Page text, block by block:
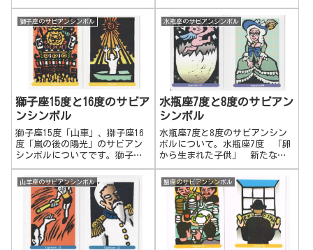
結果として現れる。魚座28度
「満月の下の肥沃な庭」 純粋
な意図を発信すれば、叶うとい
う豊かさの原理とその体験。
を周りの人に広め、刻み込んで
いく。思い描いたことを形に残
していく。精神的なものを言語
化して残していく。教育のシス
テムを作る。蠍座28度 「美し
い流れにかけられた古い橋」
自分たちの思想を形ある地上の
ものや伝統的なものの中に落と
し込んでいく。架け橋を作って
いく。多くの人に働きかけるた
めに、既存のものを活用する。
獅子座のサビアンシンボル
獅子座15度と16度のサビア
ンシンボル
獅子座15度「山車」、獅子座16
度「嵐の後の陽光」のサビアン
シンボルについてです。獅子座
15度 山車太陽のように輝き、
ひときわ目立つ存在になろうと
する。注目を集め、オーラを放
つ人。最高に盛り上がって高揚
感や躍動感を感じ、その中心と
なる。ワク...
水瓶座のサビアンシンボル
水瓶座7度と8度のサビアン
シンボル
水瓶座7度と8度のサビアンシン
ボルについて。水瓶座7度 「卵
から生まれた子供」 新たな自
分を見出す。起こっている出来
事に振り回されずに、真っすぐ
に物事を生きていく。伝統やそ
の地域の風習、周りの人の感情
ややり方には囚われず、自分の
感性に従って、自由に生きる。
生まれたばかりの子供の様に純
粋に、ありのままの物事を見
山羊座のサビアンシンボル 蟹座のサビアンシンボル